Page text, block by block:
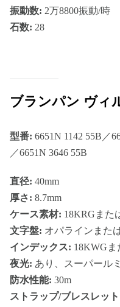
振動数: 2万8800振動/時
石数: 28
ブランパン ヴィ
型番: 6651N 1142 55B／
／6651N 3646 55B
直径: 40mm
厚さ: 8.7mm
ケース素材: 18KRGまた
文字盤: オパラインまた
インデックス: 18KWGま
夜光: あり、スーパール
防水性能: 30m
ストラップ/ブレスレッ